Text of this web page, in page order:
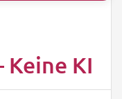
Keine KI